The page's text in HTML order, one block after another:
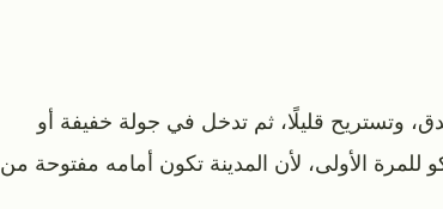
وتستريح قليلًا، ثم تدخل في جولة خفيفة أو
الأولى، لأن المدينة تكون أمامه مفتوحة من